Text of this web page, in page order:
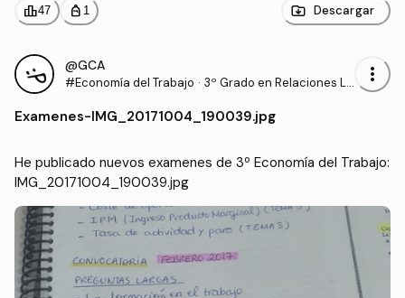
leaderboard47 personal_bag 1 Descargar
@GCA
#Economía del Trabajo · 3º Grado en Relaciones La
os (UCO)
more_vert
Examenes-IMG_20171004_190039.jpg
He publicado nuevos examenes de 3º Economía del Trabajo:
IMG_20171004_190039.jpg